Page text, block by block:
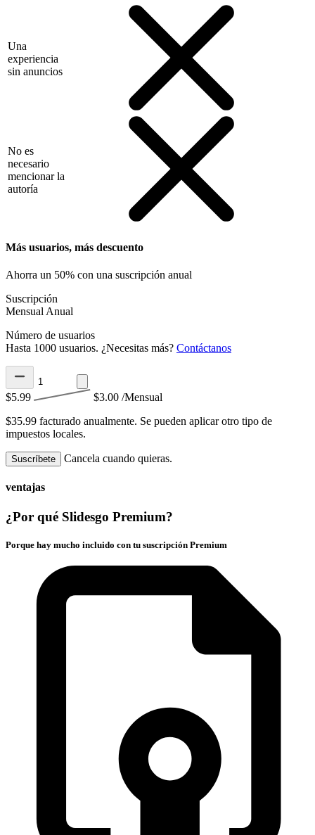
Una
experiencia
sin anuncios
No es
necesario
mencionar la
autoría
Más usuarios, más descuento
Ahorra un 50% con una suscripción anual
Suscripción
Mensual Anual
Número de usuarios
Hasta 1000 usuarios. ¿Necesitas más? Contáctanos
$5.99 $3.00 /Mensual
$35.99 facturado anualmente. Se pueden aplicar otro tipo de
impuestos locales.
Suscríbete Cancela cuando quieras.
ventajas
¿Por qué Slidesgo Premium?
Porque hay mucho incluido con tu suscripción Premium